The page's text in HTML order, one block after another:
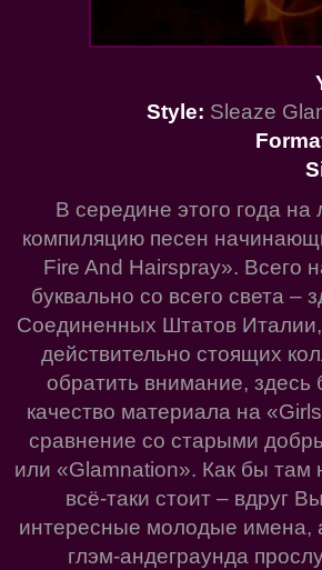
Style: Sleaze
В середине этого года
компиляцию песен
Fire And Hairspray». Всего
буквально со всего света –
Соединенных Штатов
действительно стоящих
обратить внимание, здесь
качество материала на
сравнение со старыми
или «Glamnation». Как бы там
всё-таки стоит – вдруг
интересные молодые имена,
глэм-андеграунда